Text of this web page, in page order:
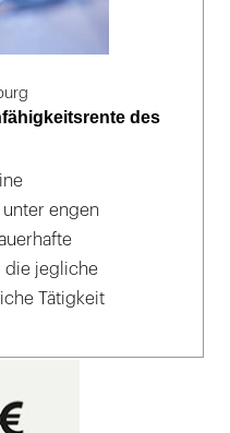
des
engen
die jegliche
Tätigkeit